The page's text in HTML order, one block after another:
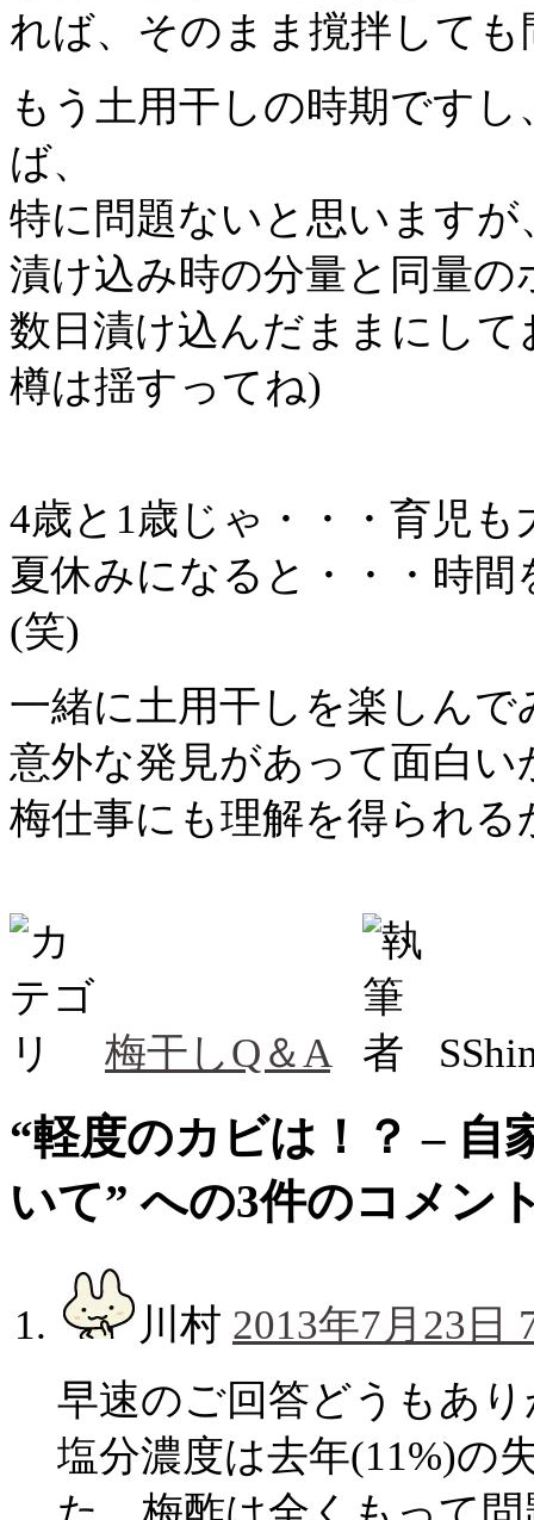
れば、そのまま撹拌して
もう土用干しの時期です
ば、
特に問題ないと思います
漬け込み時の分量と同量
数日漬け込んだままにし
樽は揺すってね)
4歳と1歳じゃ・・・育児
夏休みになると・・・時
(笑)
一緒に土用干しを楽しん
意外な発見があって面白い
梅仕事にも理解を得られ
梅干しQ＆A
“軽度のカビは！？ – 自
いて” への3件のコメン
川村 2013年7月23日
早速のご回答どうもあ
塩分濃度は去年(11%)の